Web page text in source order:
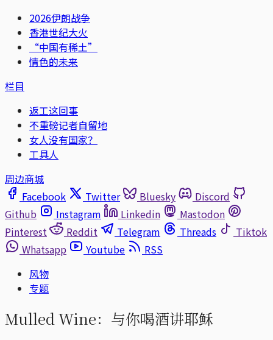
2026伊朗战争
香港世纪大火
“中国有稀土”
情色的未来
栏目
返工这回事
不重磅记者自留地
女人没有国家？
工具人
周边商城
Facebook
Twitter Bluesky
Discord
Github
Instagram Linkedin
Mastodon
Pinterest
Reddit Telegram Threads
Tiktok
Whatsapp
Youtube
RSS
风物
专题
Mulled Wine：与你喝酒讲耶稣